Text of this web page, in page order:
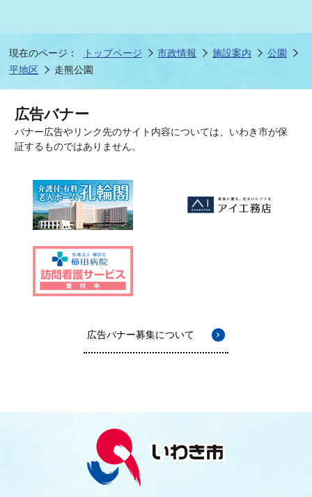
現在のページ： トップページ 市政情報 施設案内
公園
平地区
走熊公園
広告バナー
バナー広告やリンク先のサイト内容については、いわき市が保
証するものではありません。
広告バナー募集について